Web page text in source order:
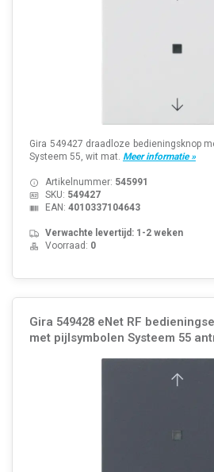
Gira 549427 draadloze bedieningsknop
Systeem 55, wit mat. Meer informatie »
Artikelnummer: 545991
SKU: 549427
EAN: 4010337104643
Verwachte levertijd: 1-2 weken
Voorraad: 0
Gira 549428 eNet RF
met pijlsymbolen Systeem 55